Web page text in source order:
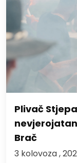
Plivač
Brač
3 kolovoza ,